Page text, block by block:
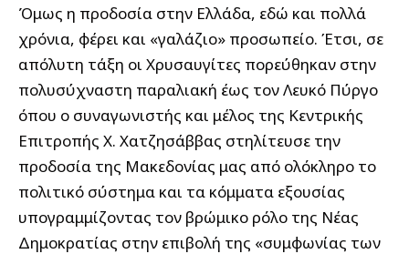
Όμως η προδοσία στην Ελλάδα, εδώ και πολλά
χρόνια, φέρει και «γαλάζιο» προσωπείο. Έτσι, σε
απόλυτη τάξη οι Χρυσαυγίτες πορεύθηκαν στην
πολυσύχναστη παραλιακή έως τον Λευκό Πύργο
όπου ο συναγωνιστής και μέλος της Κεντρικής
Επιτροπής Χ. Χατζησάββας στηλίτευσε την
προδοσία της Μακεδονίας μας από ολόκληρο το
πολιτικό σύστημα και τα κόμματα εξουσίας
υπογραμμίζοντας τον βρώμικο ρόλο της Νέας
Δημοκρατίας στην επιβολή της «συμφωνίας των